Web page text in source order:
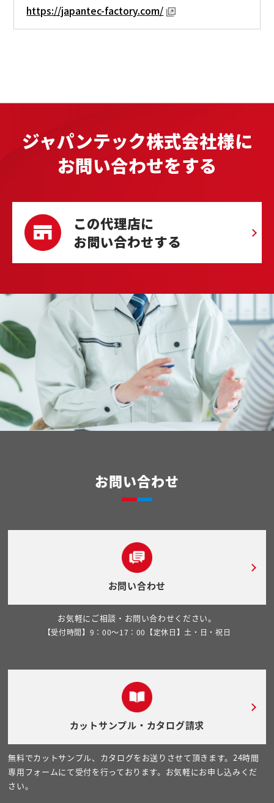
https://japantec-factory.com/
ジャパンテック株式会社様に
お問い合わせをする
この代理店に
お問い合わせする
お問い合わせ
お問い合わせ
お気軽にご相談・お問い合わせください。
【受付時間】9：00～17：00【定休日】土・日・祝日
カットサンプル・カタログ請求
無料でカットサンプル、カタログをお送りさせて頂きます。24時間
専用フォームにて受付を行っております。お気軽にお申し込みくだ
さい。